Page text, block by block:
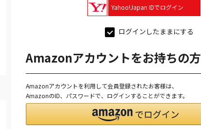
Yahoo!Japan IDでログイン
ログインしたままにする
Amazonアカウントをお持ちの方
Amazonアカウントを利用して会員登録されたお客様は、
AmazonのID、パスワードで、ログインすることができます。